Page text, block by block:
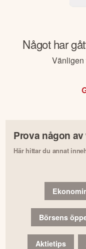
Något har
Vänligen
Prova någon
Här hittar du annat
Börsens
Aktietips